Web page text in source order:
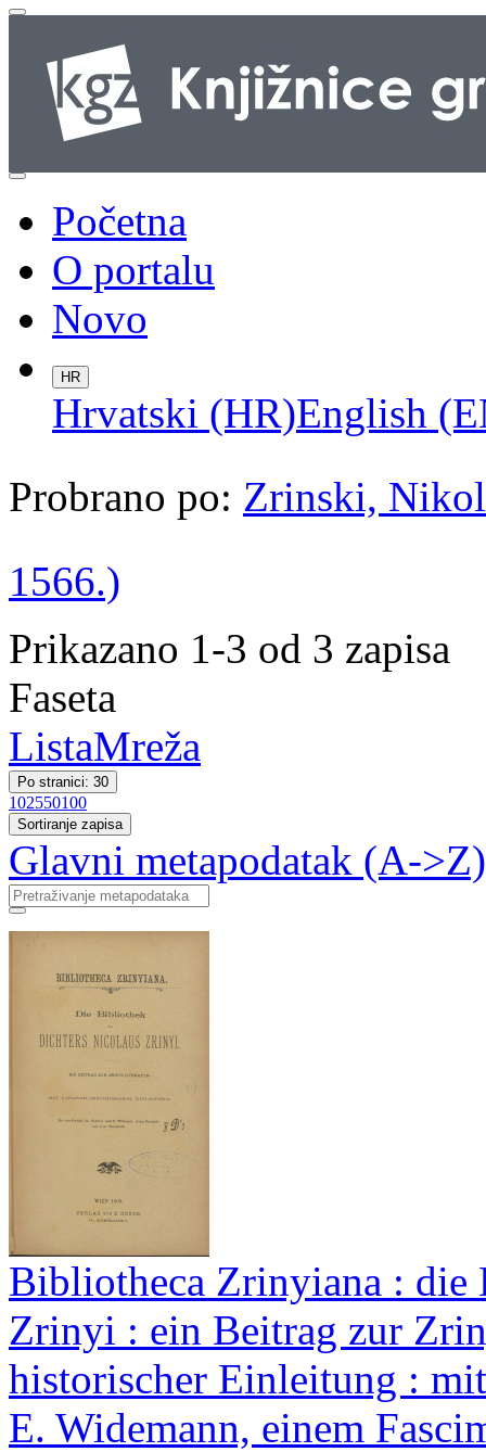
Početna
O portalu
Novo
HR
Hrvatski (HR)English
Probrano po: Zrinski,
1566.)
Prikazano 1-3 od 3 zapisa
Faseta
ListaMreža
Po stranici: 30
102550100
Sortiranje zapisa
Glavni metapodatak (A->Z)
Bibliotheca Zrinyiana : die
Zrinyi : ein Beitrag zur
historischer Einleitung :
E. Widemann, einem